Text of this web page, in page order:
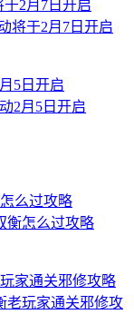
将于2月7日开启
2月5日开启
衡怎么过攻略
老玩家通关邪修攻